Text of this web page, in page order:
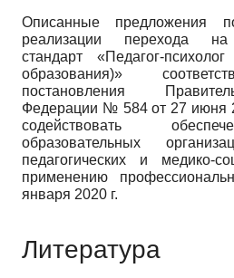
Описанные предложения
реализации перехода на
стандарт «Педагог-
образования)»
постановления
Федерации № 584 от 27 июня
содействовать
образовательных
педагогических и медико-
применению
января 2020 г.
Литература